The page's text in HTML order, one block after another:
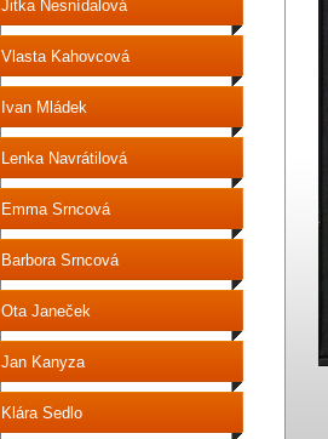
Jitka Nesnídalová
Vlasta Kahovcová
Ivan Mládek
Lenka Navrátilová
Emma Srncová
Barbora Srncová
Ota Janeček
Jan Kanyza
Klára Sedlo